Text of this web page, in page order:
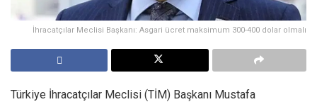
İhracatçılar Meclisi Başkanı: Asgari ücret maksimum 300-400 dolar olmalı
Türkiye İhracatçılar Meclisi (TİM) Başkanı Mustafa